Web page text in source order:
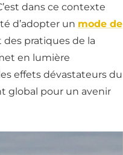
dans ce contexte
d’adopter un mode de
des pratiques de la
en lumière
effets dévastateurs du
global pour un avenir